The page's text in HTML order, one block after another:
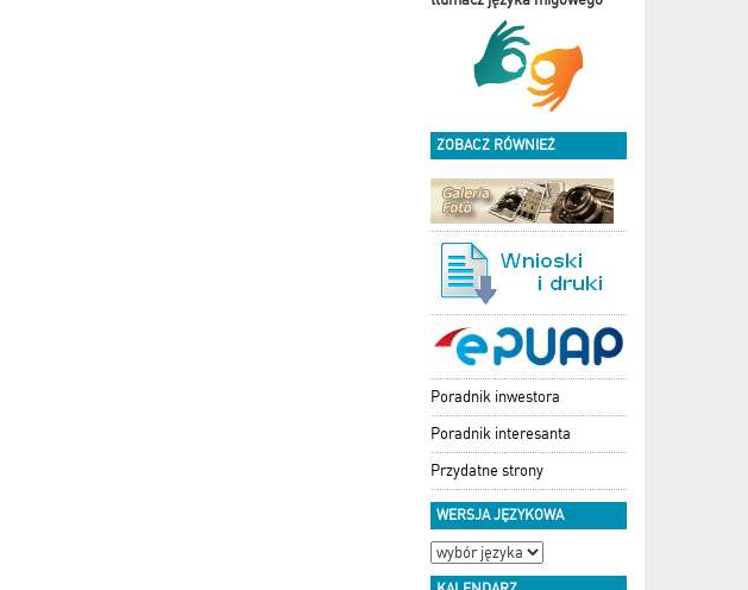
ZOBACZ RÓWNIEŻ
Poradnik inwestora
Poradnik interesanta
Przydatne strony
WERSJA JĘZYKOWA